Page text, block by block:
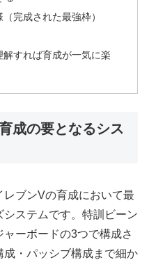
完成された最強枠）
すれば育成が一気に楽
成の要となるシス
ブンVの育成において最
ステムです。特訓ビーン
ーボードの3つで構成さ
・パッシブ構成まで細か